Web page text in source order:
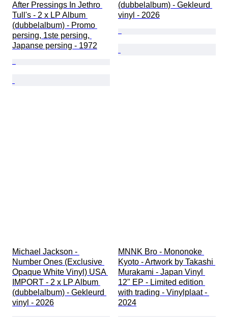
After Pressings In Jethro
Tull's - 2 x LP Album
(dubbelalbum) - Promo
persing, 1ste persing,
Japanse persing - 1972
(dubbelalbum) - Gekleurd
vinyl - 2026
Michael Jackson -
Number Ones (Exclusive
Opaque White Vinyl) USA
IMPORT - 2 x LP Album
(dubbelalbum) - Gekleurd
vinyl - 2026
MNNK Bro - Mononoke
Kyoto - Artwork by Takashi
Murakami - Japan Vinyl
12" EP - Limited edition
with trading - Vinylplaat -
2024